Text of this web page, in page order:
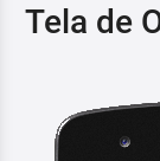
Tela de